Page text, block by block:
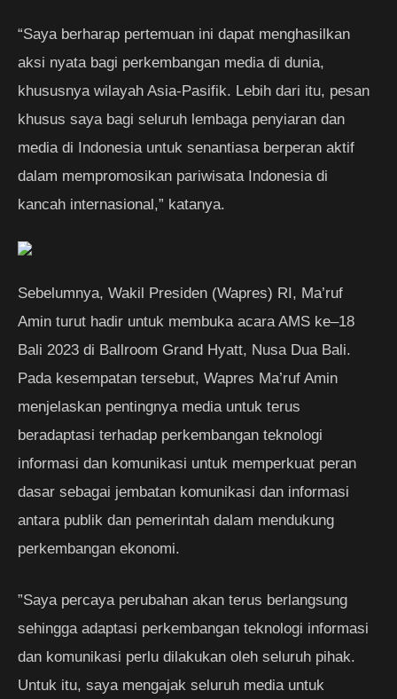
“Saya berharap pertemuan ini dapat menghasilkan
aksi nyata bagi perkembangan media di dunia,
khususnya wilayah Asia-Pasifik. Lebih dari itu, pesan
khusus saya bagi seluruh lembaga penyiaran dan
media di Indonesia untuk senantiasa berperan aktif
dalam mempromosikan pariwisata Indonesia di
kancah internasional,” katanya.
Sebelumnya, Wakil Presiden (Wapres) RI, Ma’ruf
Amin turut hadir untuk membuka acara AMS ke–18
Bali 2023 di Ballroom Grand Hyatt, Nusa Dua Bali.
Pada kesempatan tersebut, Wapres Ma’ruf Amin
menjelaskan pentingnya media untuk terus
beradaptasi terhadap perkembangan teknologi
informasi dan komunikasi untuk memperkuat peran
dasar sebagai jembatan komunikasi dan informasi
antara publik dan pemerintah dalam mendukung
perkembangan ekonomi.
”Saya percaya perubahan akan terus berlangsung
sehingga adaptasi perkembangan teknologi informasi
dan komunikasi perlu dilakukan oleh seluruh pihak.
Untuk itu, saya mengajak seluruh media untuk